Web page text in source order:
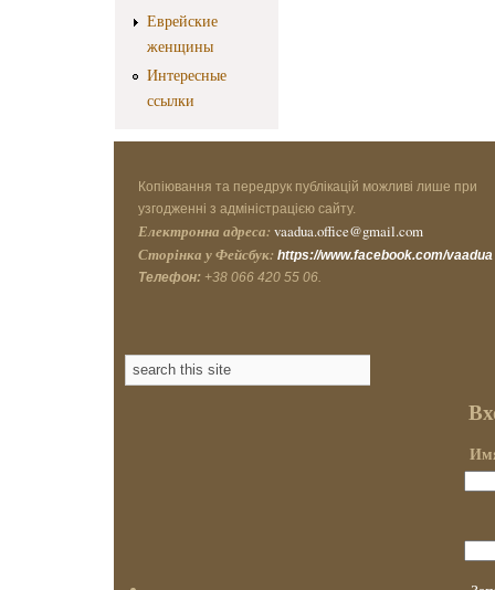
Еврейские
женщины
Интересные
ссылки
Копіювання та передрук публікацій можливі лише при
узгодженні з адміністрацією сайту.
Електронна адреса: vaadua.office@gmail.com
Сторінка у Фейсбук: https://www.facebook.com/vaadua
Телефон: +38 066 420 55 06.